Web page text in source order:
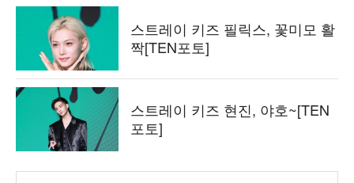
스트레이 키즈 필릭스, 꽃미모 활
짝[TEN포토]
스트레이 키즈 현진, 야호~[TEN
포토]